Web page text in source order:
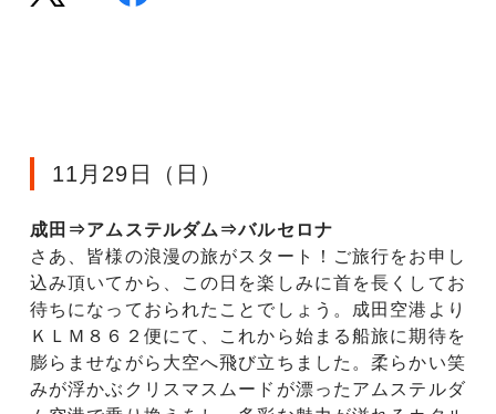
11月29日（日）
成田⇒アムステルダム⇒バルセロナ
さあ、皆様の浪漫の旅がスタート！ご旅行をお申し
込み頂いてから、この日を楽しみに首を長くしてお
待ちになっておられたことでしょう。成田空港より
ＫＬＭ８６２便にて、これから始まる船旅に期待を
膨らませながら大空へ飛び立ちました。柔らかい笑
みが浮かぶクリスマスムードが漂ったアムステルダ